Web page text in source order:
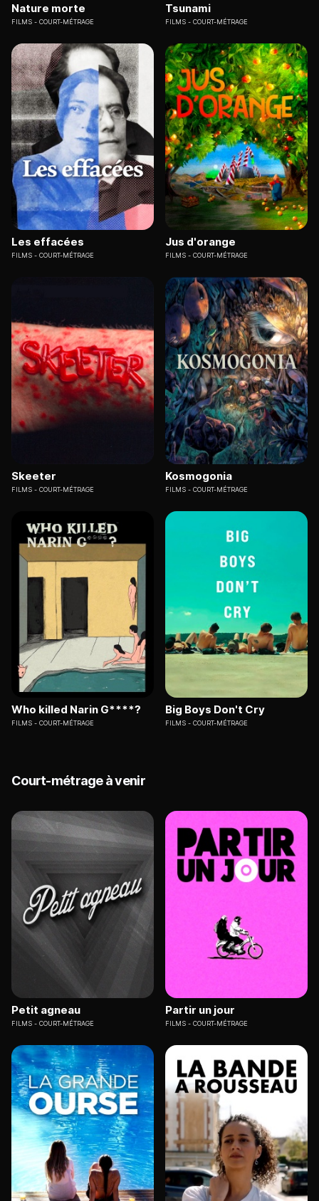
Nature morte
FILMS COURT-MÉTRAGE
Tsunami
FILMS COURT-MÉTRAGE
Les effacées
FILMS COURT-MÉTRAGE
Jus d'orange
FILMS COURT-MÉTRAGE
Skeeter
FILMS COURT-MÉTRAGE
Kosmogonia
FILMS COURT-MÉTRAGE
Who killed Narin G****?
FILMS COURT-MÉTRAGE
Big Boys Don't Cry
FILMS COURT-MÉTRAGE
Court-métrage à venir
Petit agneau
FILMS COURT-MÉTRAGE
Partir un jour
FILMS COURT-MÉTRAGE